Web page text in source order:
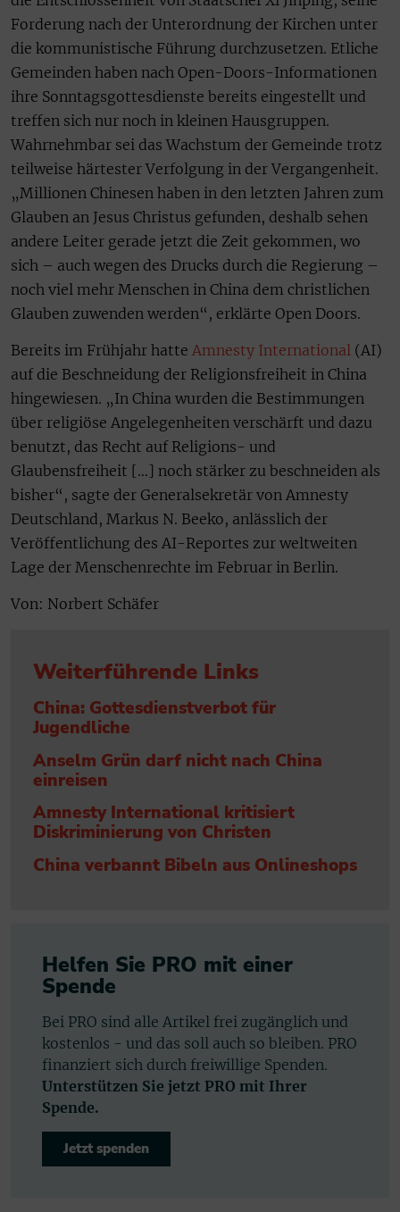
Forderung nach der Unterordnung der Kirchen unter
die kommunistische Führung durchzusetzen. Etliche
Gemeinden haben nach Open-Doors-Informationen
ihre Sonntagsgottesdienste bereits eingestellt und
treffen sich nur noch in kleinen Hausgruppen.
Wahrnehmbar sei das Wachstum der Gemeinde trotz
teilweise härtester Verfolgung in der Vergangenheit.
„Millionen Chinesen haben in den letzten Jahren zum
Glauben an Jesus Christus gefunden, deshalb sehen
andere Leiter gerade jetzt die Zeit gekommen, wo
sich – auch wegen des Drucks durch die Regierung –
noch viel mehr Menschen in China dem christlichen
Glauben zuwenden werden“, erklärte Open Doors.
Bereits im Frühjahr hatte Amnesty International (AI)
auf die Beschneidung der Religionsfreiheit in China
hingewiesen. „In China wurden die Bestimmungen
über religiöse Angelegenheiten verschärft und dazu
benutzt, das Recht auf Religions- und
Glaubensfreiheit […] noch stärker zu beschneiden als
bisher“, sagte der Generalsekretär von Amnesty
Deutschland, Markus N. Beeko, anlässlich der
Veröffentlichung des AI-Reportes zur weltweiten
Lage der Menschenrechte im Februar in Berlin.
Von: Norbert Schäfer
Weiterführende Links
China: Gottesdienstverbot für
Jugendliche
Anselm Grün darf nicht nach China
einreisen
Amnesty International kritisiert
Diskriminierung von Christen
China verbannt Bibeln aus Onlineshops
Helfen Sie PRO mit einer
Spende
Bei PRO sind alle Artikel frei zugänglich und
kostenlos - und das soll auch so bleiben. PRO
finanziert sich durch freiwillige Spenden.
Unterstützen Sie jetzt PRO mit Ihrer
Spende.
Jetzt spenden